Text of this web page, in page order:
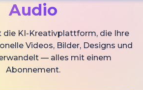
Audio
die KI-Kreativplattform, die Ihre
Videos, Bilder, Designs und
— alles mit einem
Abonnement.